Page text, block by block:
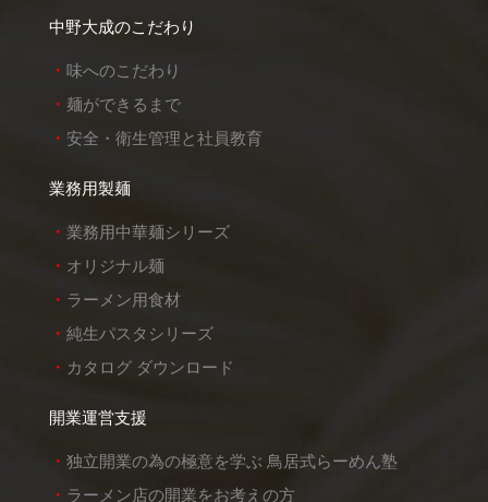
中野大成のこだわり
味へのこだわり
麺ができるまで
安全・衛生管理と社員教育
業務用製麺
業務用中華麺シリーズ
オリジナル麺
ラーメン用食材
純生パスタシリーズ
カタログ ダウンロード
開業運営支援
独立開業の為の極意を学ぶ 鳥居式らーめん塾
ラーメン店の開業をお考えの方